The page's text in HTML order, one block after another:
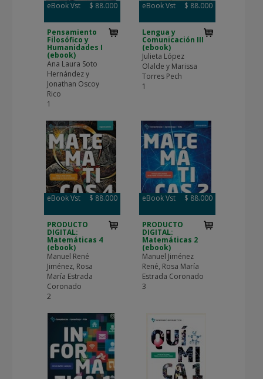
eBook Vst $ 88.000
Pensamiento
Filosófico y
Humanidades I
(ebook)
Ana Laura Soto
Hernández y
Jonathan Oscoy
Rico
1
eBook Vst $ 88.000
Lengua y
Comunicación III
(ebook)
Julieta López
Olalde y Marissa
Torres Pech
1
eBook Vst $ 88.000
PRODUCTO
DIGITAL:
Matemáticas 4
(ebook)
Manuel René
Jiménez, Rosa
María Estrada
Coronado
2
eBook Vst $ 88.000
PRODUCTO
DIGITAL:
Matemáticas 2
(ebook)
Manuel Jiménez
René, Rosa María
Estrada Coronado
3